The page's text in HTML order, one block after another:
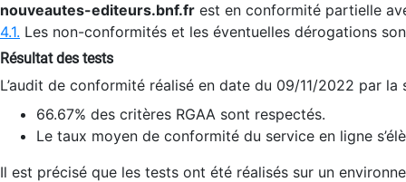
nouveautes-editeurs.bnf.fr est en conformité partielle
4.1. Les non-conformités et les éventuelles dérogations
Résultat des tests
L’audit de conformité réalisé en date du 09/11/2022 par
66.67% des critères RGAA sont respectés.
Le taux moyen de conformité du service en ligne
Il est précisé que les tests ont été réalisés sur un